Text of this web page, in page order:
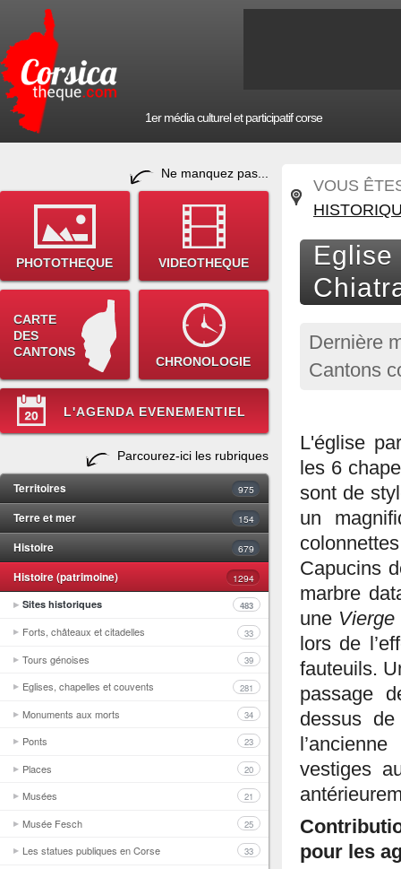
1er média culturel et participatif corse
Ne manquez pas...
PHOTOTHEQUE VIDEOTHEQUE
CARTE
DES
CANTONS
CHRONOLOGIE
L'AGENDA EVENEMENTIEL
Parcourez-ici les rubriques
Territoires 975
Terre et mer 154
Histoire 679
Histoire (patrimoine)
1294
Sites historiques
483
Forts, châteaux et citadelles 33
Tours génoises 39
Eglises, chapelles et couvents 281
Monuments aux morts 34
Ponts 23
Places 20
Musées 21
Musée Fesch 25
Les statues publiques en Corse 33
VOUS
Eglise
Dernière
Cantons
L'église
les 6
sont de
un
Capucins
marbre
une Vierge
lors de
fauteuils.
passage
dessus
vestiges
pour les